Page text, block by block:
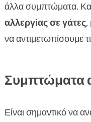
άλλα συμπτώματα.
αλλεργίας σε γάτες,
να αντιμετωπίσουμε
Συμπτώματα
Είναι σημαντικό να